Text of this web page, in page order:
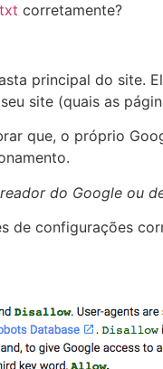
corretamente?
principal do site.
site (quais as
que, o próprio
do Google ou
de configurações